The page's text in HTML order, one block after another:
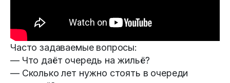
Часто задаваемые вопросы:
— Что даёт очередь на жильё?
— Сколько лет нужно стоять в очереди